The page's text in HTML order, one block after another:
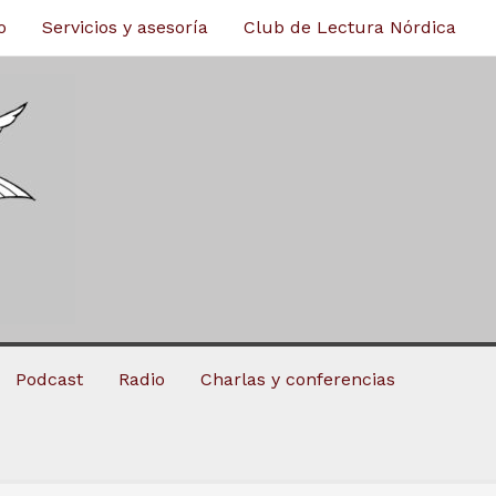
Servicios y asesoría Club de Lectura Nórdica
Podcast Radio Charlas y conferencias